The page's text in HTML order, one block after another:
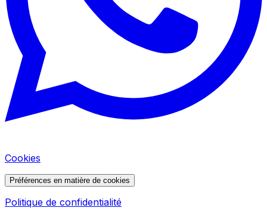
Cookies
Préférences en matière de cookies
Politique de confidentialité